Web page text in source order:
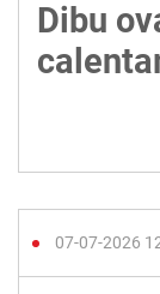
Dibu
07-07-2026